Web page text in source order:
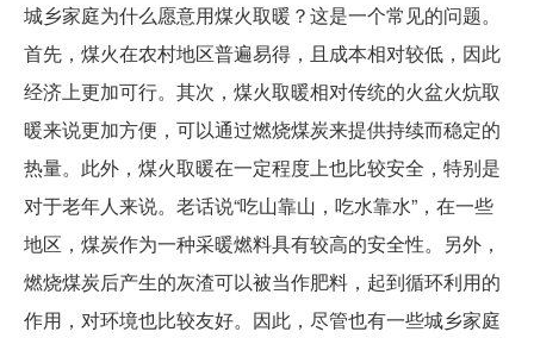
城乡家庭为什么愿意用煤火取暖？这是一个常见的问题。
首先，煤火在农村地区普遍易得，且成本相对较低，因此
经济上更加可行。其次，煤火取暖相对传统的火盆火炕取
暖来说更加方便，可以通过燃烧煤炭来提供持续而稳定的
热量。此外，煤火取暖在一定程度上也比较安全，特别是
对于老年人来说。老话说“吃山靠山，吃水靠水”，在一些
地区，煤炭作为一种采暖燃料具有较高的安全性。另外，
燃烧煤炭后产生的灰渣可以被当作肥料，起到循环利用的
作用，对环境也比较友好。因此，尽管也有一些城乡家庭